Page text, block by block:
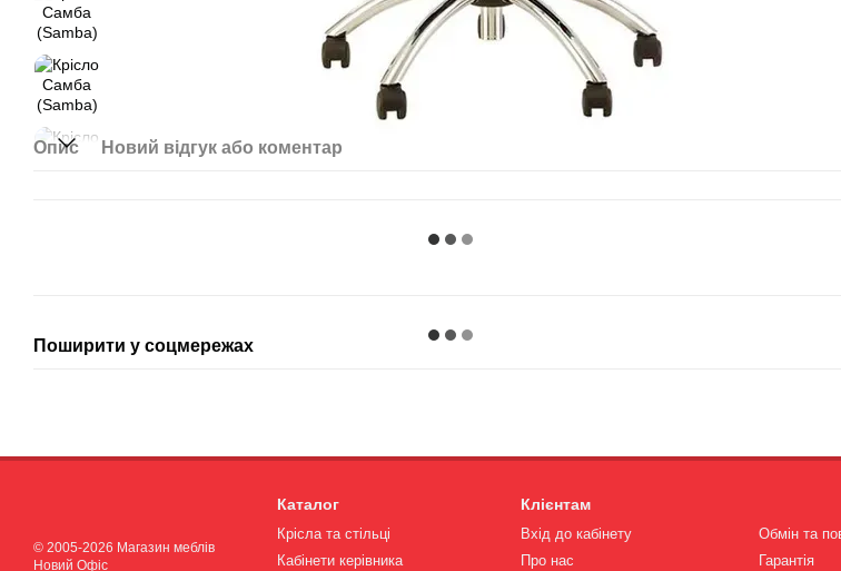
Опис Новий відгук або коментар
Поширити у соцмережах
© 2005-2026 Магазин меблів
Новий Офіс
Каталог
Крісла та стільці
Кабінети керівника
Клієнтам
Вхід до кабінету
Про нас
Обмін та
Гарантія